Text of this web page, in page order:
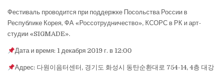
Фестиваль проводится при поддержке Посольства России в
Республике Корея, ФА «Россотрудничество», КСОРС в РК и арт-
студии «SIGMADE».
Дата и время: 1 декабря 2019 г. в 12:00
Адрес: 다원이음터센터, 경기도 화성시 동탄순환대로 754-14, 4층 대강